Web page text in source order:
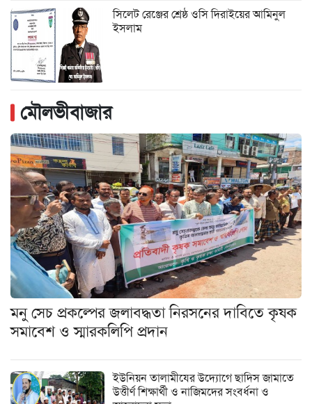
সিলেট রেঞ্জের শ্রেষ্ঠ ওসি দিরাইয়ের আমিনুল
ইসলাম
মৌলভীবাজার
মনু সেচ প্রকল্পের জলাবদ্ধতা নিরসনের দাবিতে কৃষক
সমাবেশ ও স্মারকলিপি প্রদান
ইউনিয়ন তালামীযের উদ্যোগে ছাদিস জামাতে
উত্তীর্ণ শিক্ষার্থী ও নাজিমদের সংবর্ধনা ও